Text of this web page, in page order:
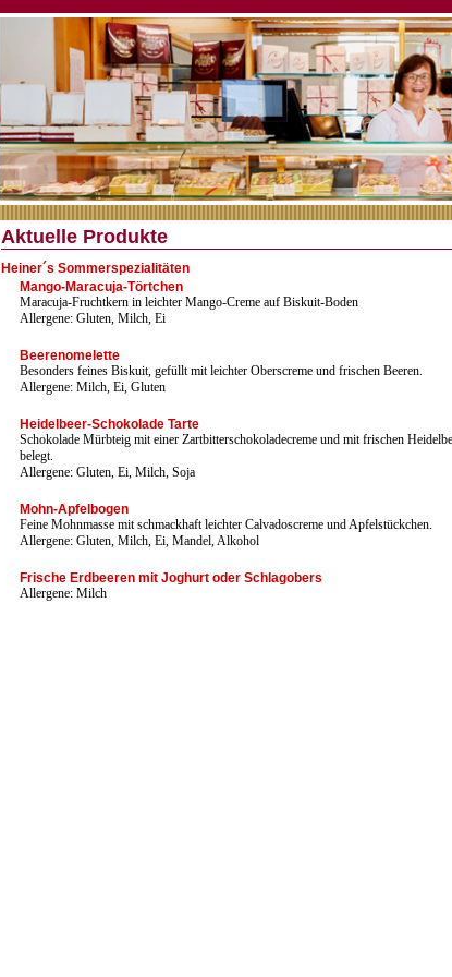
Aktuelle Produkte
Heiner´s Sommerspezialitäten
Mango-Maracuja-Törtchen
Maracuja-Fruchtkern in leichter Mango-Creme auf Biskuit-Boden
Allergene: Gluten, Milch, Ei
Beerenomelette
Besonders feines Biskuit, gefüllt mit leichter Oberscreme und frischen Beeren.
Allergene: Milch, Ei, Gluten
Heidelbeer-Schokolade Tarte
Schokolade Mürbteig mit einer Zartbitterschokoladecreme und mit frischen
belegt.
Allergene: Gluten, Ei, Milch, Soja
Mohn-Apfelbogen
Feine Mohnmasse mit schmackhaft leichter Calvadoscreme und Apfelstückchen.
Allergene: Gluten, Milch, Ei, Mandel, Alkohol
Frische Erdbeeren mit Joghurt oder Schlagobers
Allergene: Milch